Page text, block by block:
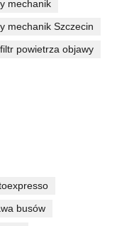
mechanik
mechanik Szczecin
filtr powietrza objawy
busów